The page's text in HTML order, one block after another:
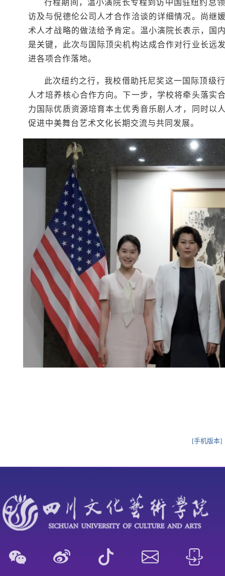
行程期间，温小演院长专程到访中国驻纽约总
访及与倪德伦公司人才合作洽谈的详细情况。尚继
术人才战略的做法给予肯定。温小演院长表示，国
是关键，此次与国际顶尖机构达成合作对行业长远
进各项合作落地。
此次纽约之行，我校借助托尼奖这一国际顶级
人才培养核心合作方向。下一步，学校将牵头落实
力国际优质资源培育本土优秀音乐剧人才，同时以
促进中美舞台艺术文化长期交流与共同发展。
[手机版本]